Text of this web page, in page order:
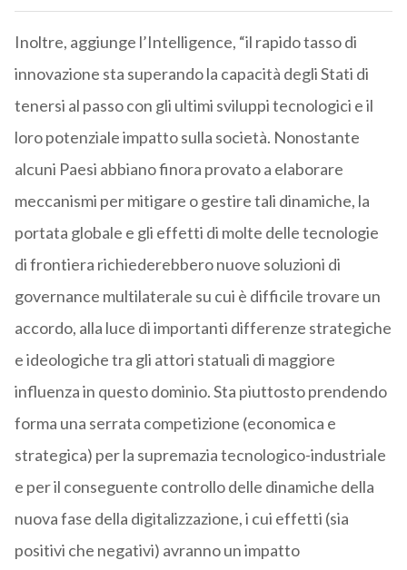
Inoltre, aggiunge l’Intelligence, “il rapido tasso di
innovazione sta superando la capacità degli Stati di
tenersi al passo con gli ultimi sviluppi tecnologici e il
loro potenziale impatto sulla società. Nonostante
alcuni Paesi abbiano finora provato a elaborare
meccanismi per mitigare o gestire tali dinamiche, la
portata globale e gli effetti di molte delle tecnologie
di frontiera richiederebbero nuove soluzioni di
governance multilaterale su cui è difficile trovare un
accordo, alla luce di importanti differenze strategiche
e ideologiche tra gli attori statuali di maggiore
influenza in questo dominio. Sta piuttosto prendendo
forma una serrata competizione (economica e
strategica) per la supremazia tecnologico-industriale
e per il conseguente controllo delle dinamiche della
nuova fase della digitalizzazione, i cui effetti (sia
positivi che negativi) avranno un impatto